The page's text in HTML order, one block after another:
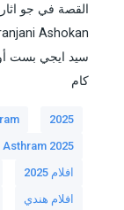
سيد ايجي بست
كام
2025
Asthram 2025 مترجم
افلام 2025
افلام هندي